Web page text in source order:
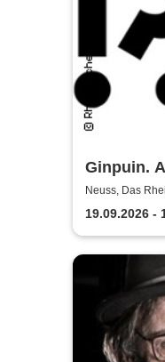
Ginpuin.
dem
Neuss
Neuss, Das
Bühne
19.09.2026 -